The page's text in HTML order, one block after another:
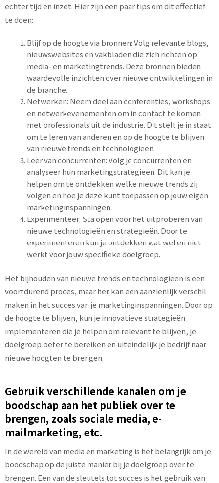
echter tijd en inzet. Hier zijn een paar tips om dit effectief
te doen:
Blijf op de hoogte via bronnen: Volg relevante blogs,
nieuwswebsites en vakbladen die zich richten op
media- en marketingtrends. Deze bronnen bieden
waardevolle inzichten over nieuwe ontwikkelingen in
de branche.
Netwerken: Neem deel aan conferenties, workshops
en netwerkevenementen om in contact te komen
met professionals uit de industrie. Dit stelt je in staat
om te leren van anderen en op de hoogte te blijven
van nieuwe trends en technologieën.
Leer van concurrenten: Volg je concurrenten en
analyseer hun marketingstrategieën. Dit kan je
helpen om te ontdekken welke nieuwe trends zij
volgen en hoe je deze kunt toepassen op jouw eigen
marketinginspanningen.
Experimenteer: Sta open voor het uitproberen van
nieuwe technologieën en strategieën. Door te
experimenteren kun je ontdekken wat wel en niet
werkt voor jouw specifieke doelgroep.
Het bijhouden van nieuwe trends en technologieën is een
voortdurend proces, maar het kan een aanzienlijk verschil
maken in het succes van je marketinginspanningen. Door op
de hoogte te blijven, kun je innovatieve strategieën
implementeren die je helpen om relevant te blijven, je
doelgroep beter te bereiken en uiteindelijk je bedrijf naar
nieuwe hoogten te brengen.
Gebruik verschillende kanalen om je
boodschap aan het publiek over te
brengen, zoals sociale media, e-
mailmarketing, etc.
In de wereld van media en marketing is het belangrijk om je
boodschap op de juiste manier bij je doelgroep over te
brengen. Een van de sleutels tot succes is het gebruik van